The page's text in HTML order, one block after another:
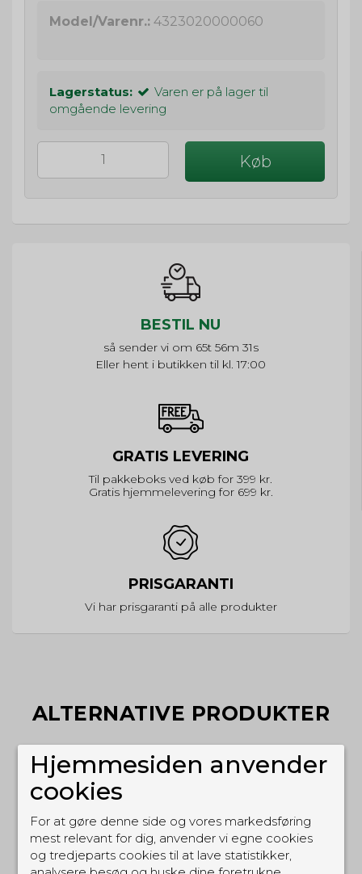
Model/Varenr.: 4323020000060
Lagerstatus:
Varen er på lager til
omgående levering
Køb
BESTIL NU
så sender vi om 65t 56m 31s
Eller hent i butikken til kl. 17:00
GRATIS LEVERING
Til pakkeboks ved køb for 399 kr.
Gratis hjemmelevering for 699 kr.
PRISGARANTI
Vi har prisgaranti på alle produkter
ALTERNATIVE PRODUKTER
Kenwood K29948913
- PTT til TK-3000
Hjemmesiden anvender
cookies
For at gøre denne side og vores markedsføring
mest relevant for dig, anvender vi egne cookies
og tredjeparts cookies til at lave statistikker,